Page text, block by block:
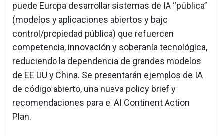
puede Europa desarrollar sistemas de IA “pública”
(modelos y aplicaciones abiertos y bajo
control/propiedad pública) que refuercen
competencia, innovación y soberanía tecnológica,
reduciendo la dependencia de grandes modelos
de EE UU y China. Se presentarán ejemplos de IA
de código abierto, una nueva policy brief y
recomendaciones para el AI Continent Action
Plan.